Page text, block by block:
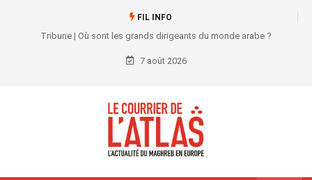
FIL INFO
Tribune | Où sont les grands dirigeants du monde arabe ?
7 août 2026